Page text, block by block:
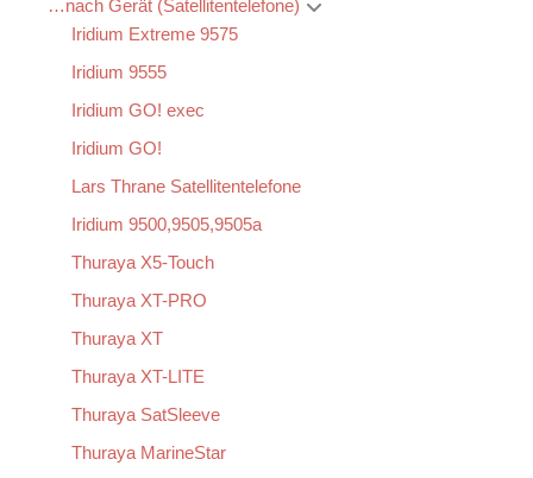
…nach Gerät (Satellitentelefone)
Iridium Extreme 9575
Iridium 9555
Iridium GO! exec
Iridium GO!
Lars Thrane Satellitentelefone
Iridium 9500,9505,9505a
Thuraya X5-Touch
Thuraya XT-PRO
Thuraya XT
Thuraya XT-LITE
Thuraya SatSleeve
Thuraya MarineStar